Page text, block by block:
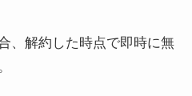
、解約した時点で即時に無